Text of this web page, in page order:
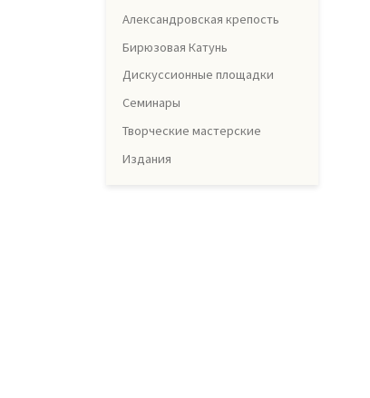
Александровская крепость
Бирюзовая Катунь
Дискуссионные площадки
Семинары
Творческие мастерские
Издания